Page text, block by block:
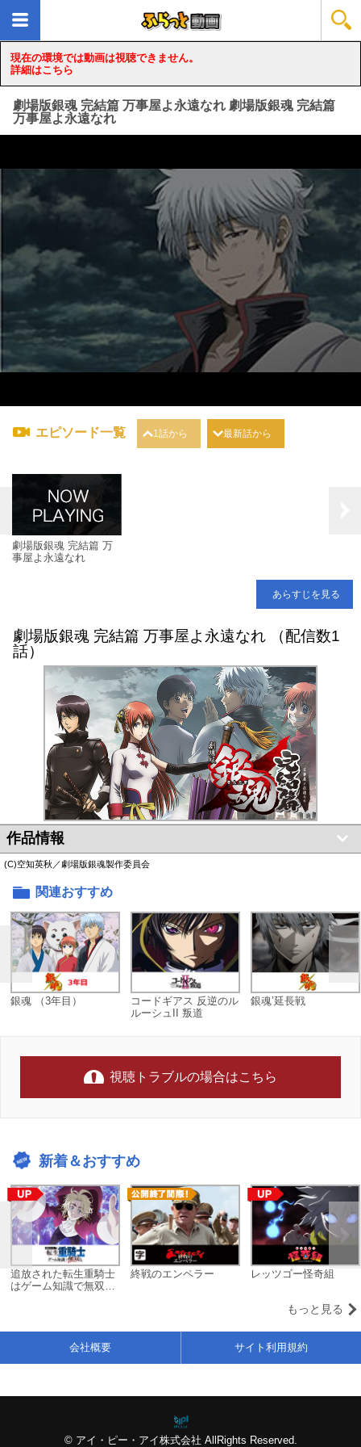
現在の環境では動画は視聴できません。
詳細はこちら
劇場版銀魂 完結篇 万事屋よ永遠なれ 劇場版銀魂 完結篇
万事屋よ永遠なれ
loading...
エピソード一覧 1話から 最新話から
劇場版銀魂 完結篇 万
事屋よ永遠なれ
あらすじを見る
劇場版銀魂 完結篇 万事屋よ永遠なれ （配信数1
話）
作品情報
(C)空知英秋／劇場版銀魂製作委員会
関連おすすめ
銀魂 （3年目）
コードギアス 反逆のル
ルーシュII 叛道
銀魂’延長戦
視聴トラブルの場合はこちら
新着＆おすすめ
追放された転生重騎士
はゲーム知識で無双す
終戦のエンペラー レッツゴー怪奇組
もっと見る
© アイ・ピー・アイ株式会社 AllRights Reserved.
会社概要 サイト利用規約